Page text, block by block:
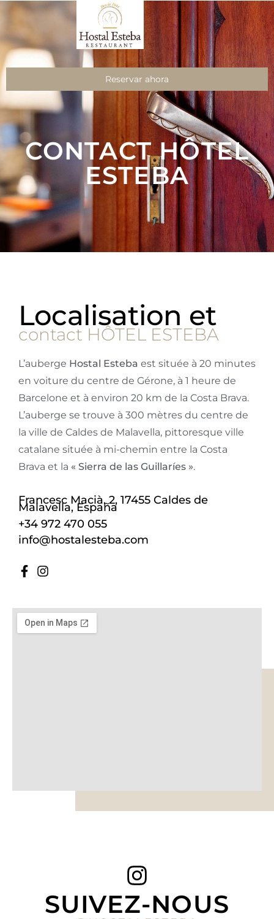
Reservar ahora
CONTACT HÔTEL
ESTEBA
Localisation et
contact HÔTEL ESTEBA
L’auberge Hostal Esteba est située à 20 minutes
en voiture du centre de Gérone, à 1 heure de
Barcelone et à environ 20 km de la Costa Brava.
L’auberge se trouve à 300 mètres du centre de
la ville de Caldes de Malavella, pittoresque ville
catalane située à mi-chemin entre la Costa
Brava et la « Sierra de las Guillaríes ».
Francesc Macià, 2, 17455 Caldes de
Malavella, España
+34 972 470 055
info@hostalesteba.com
SUIVEZ-NOUS